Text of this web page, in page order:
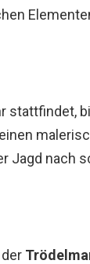
stattfindet,
Jagd nach